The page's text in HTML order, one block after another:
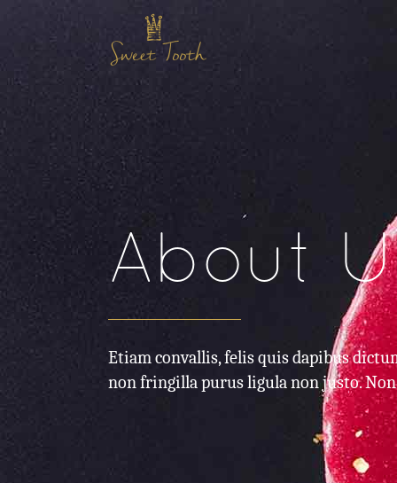
About
Etiam convallis, felis quis dapibus
non fringilla purus ligula non justo.